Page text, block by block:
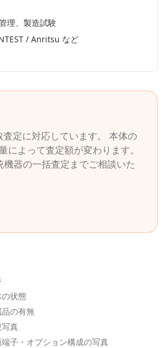
理、製造試験
/ Anritsu など
査定に対応しています。 本体の
よって査定額が変わります。
器の一括査定までご相談いた
状態
の有無
真
子・オプション構成の写真